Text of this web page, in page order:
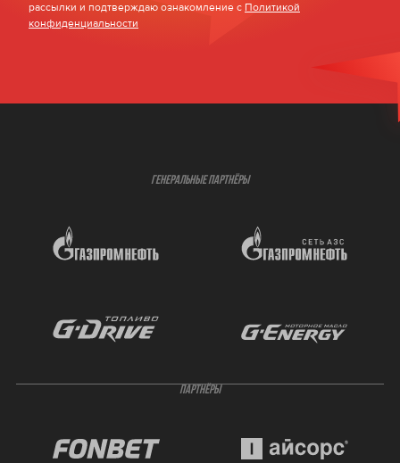
рассылки и подтверждаю ознакомление с Политикой
конфиденциальности
ГЕНЕРАЛЬНЫЕ ПАРТНЁРЫ
ПАРТНЁРЫ